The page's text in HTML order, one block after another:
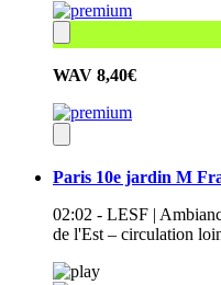
WAV 8,40€
Paris 10e jardin M
02:02 - LESF |
de l'Est – circulation